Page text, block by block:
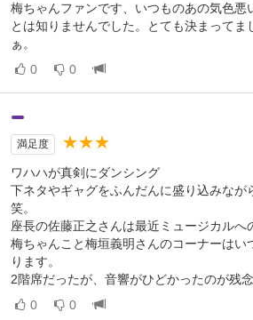
梅ちゃんファンです、いつものあの気色
とは知りませんでした。とても決まって
ぁ。
0 0
満足度 ★★★
ワハハが真剣にダンシング
下ネタやギャグをふんだんに盛り込みな
笑。
座長の佐藤正之さんは最近ミュージカルへ
梅ちゃんこと梅垣義明さんのコーナーは
ります。
2階席だったが、音響がひどかったのが残
0 0